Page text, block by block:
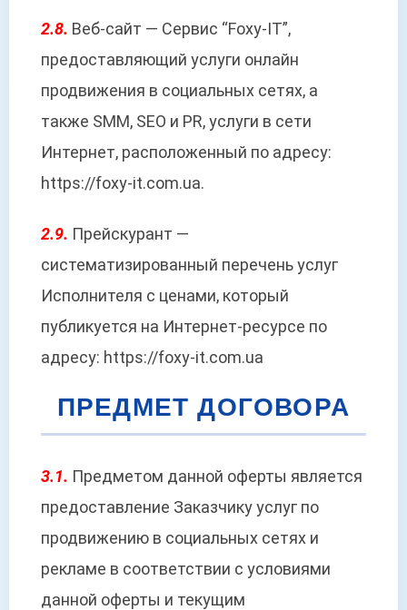
2.8. Веб-сайт — Сервис “Foxy-IT”,
предоставляющий услуги онлайн
продвижения в социальных сетях, а
также SMM, SEO и PR, услуги в сети
Интернет, расположенный по адресу:
https://foxy-it.com.ua.
2.9. Прейскурант —
систематизированный перечень услуг
Исполнителя с ценами, который
публикуется на Интернет-ресурсе по
адресу: https://foxy-it.com.ua
ПРЕДМЕТ ДОГОВОРА
3.1. Предметом данной оферты является
предоставление Заказчику услуг по
продвижению в социальных сетях и
рекламе в соответствии с условиями
данной оферты и текущим